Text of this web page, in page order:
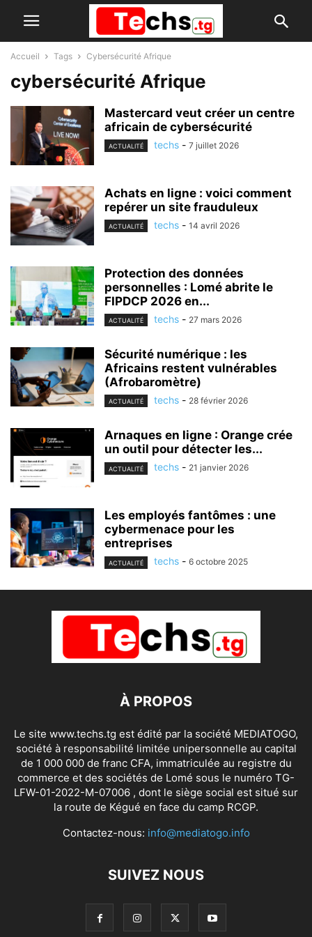
Accueil Tags Cybersécurité Afrique
cybersécurité Afrique
Mastercard veut créer un centre
africain de cybersécurité
ACTUALITÉ techs - 7 juillet 2026
Achats en ligne : voici comment
repérer un site frauduleux
ACTUALITÉ techs - 14 avril 2026
Protection des données
personnelles : Lomé abrite le
FIPDCP 2026 en...
ACTUALITÉ techs - 27 mars 2026
Sécurité numérique : les
Africains restent vulnérables
(Afrobaromètre)
ACTUALITÉ techs - 28 février 2026
Arnaques en ligne : Orange crée
un outil pour détecter les...
ACTUALITÉ techs - 21 janvier 2026
Les employés fantômes : une
cybermenace pour les
entreprises
ACTUALITÉ techs - 6 octobre 2025
À PROPOS
Le site www.techs.tg est édité par la société MEDIATOGO,
société à responsabilité limitée unipersonnelle au capital
de 1 000 000 de franc CFA, immatriculée au registre du
commerce et des sociétés de Lomé sous le numéro TG-
LFW-01-2022-M-07006 , dont le siège social est situé sur
la route de Kégué en face du camp RCGP.
Contactez-nous: info@mediatogo.info
SUIVEZ NOUS